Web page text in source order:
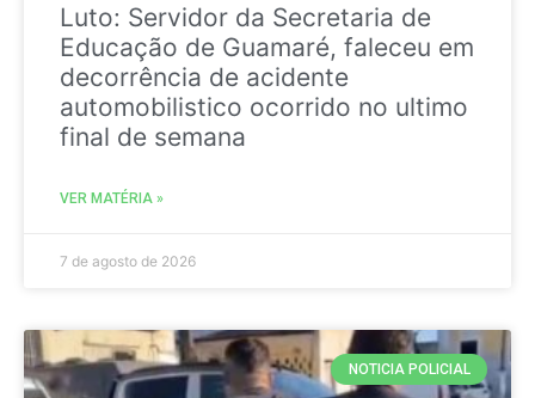
Luto: Servidor da Secretaria de
Educação de Guamaré, faleceu em
decorrência de acidente
automobilistico ocorrido no ultimo
final de semana
VER MATÉRIA »
7 de agosto de 2026
NOTICIA POLICIAL